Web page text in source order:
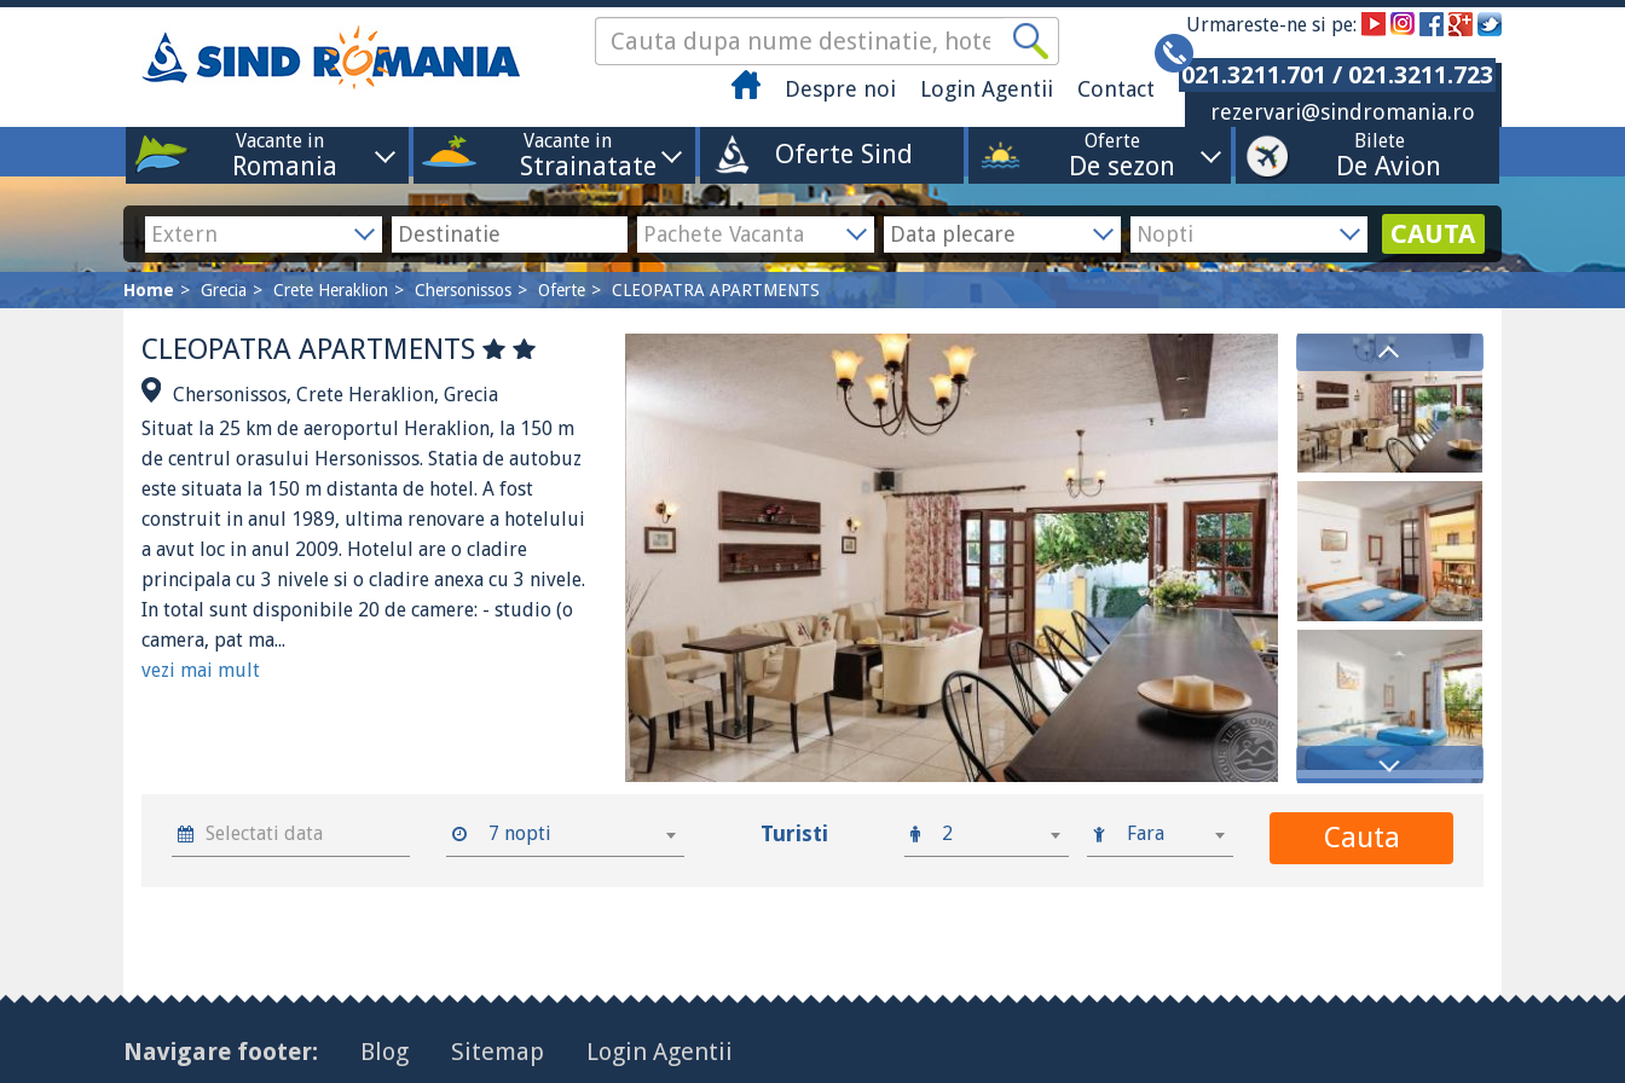
Despre noi Login Agentii Contact
Urmareste-ne si pe:
021.3211.701 / 021.3211.723
rezervari@sindromania.ro
Vacante in
Romania
Vacante in
Strainatate Oferte Sind Oferte
De sezon
Bilete
De Avion
CAUTA
Home Grecia Crete Heraklion Chersonissos Oferte CLEOPATRA APARTMENTS
CLEOPATRA APARTMENTS
Chersonissos, Crete Heraklion, Grecia
Situat la 25 km de aeroportul Heraklion, la 150 m
de centrul orasului Hersonissos. Statia de autobuz
este situata la 150 m distanta de hotel. A fost
construit in anul 1989, ultima renovare a hotelului
a avut loc in anul 2009. Hotelul are o cladire
principala cu 3 nivele si o cladire anexa cu 3 nivele.
In total sunt disponibile 20 de camere: - studio (o
camera, pat ma...
vezi mai mult
7 nopti Turisti 2 Fara Cauta
Navigare footer: Blog Sitemap
Login Agentii